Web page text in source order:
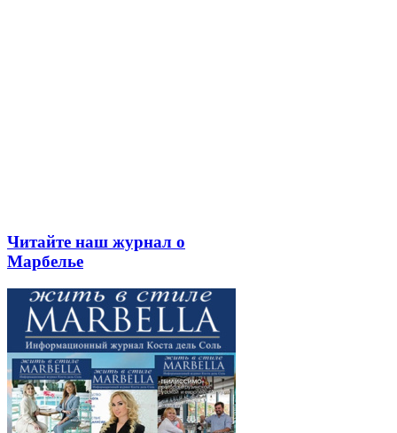
Читайте наш журнал о
Марбелье